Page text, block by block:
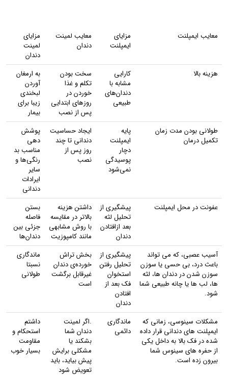
معایب ایمپلنت
مزایای
ایمپلنت
معایب لمینت
دندان
مزایای
لمینت
دندان
هزینه بالا
کارایی
مشابه با
دندان‌های
طبیعی
سخت بودن
تکلم و غذا
خوردن در
روزهای ابتدایی
پس از نصب
به ارمغان
آوردن
لبخندی
زیبا برای
بیمار
طولانی بودن مدت زمان
تکمیل درمان
پایه
ایمپلنت
دچار
پوسیدگی
نمی‌شود
ایجاد حساسیت
دندانی تا چند
روز پس از
نصب
پوشش
دهی
مناسب بد
رنگی‌ها و
سایر
ایرادات
دندانی
عفونت در محل ایمپلنت
پیشگیری از
تحلیل لثه
بعد ازافتادن
دندان
داشتن هزینه
بالاتر در مقایسه
با روش مشابهی
مانند کامپوزیت
بستن
فاصله
جزئی بین
دندان‌ها
آسیب عصبی، که می تواند
باعث درد، بی حسی یا سوزن
سوزن شدن در دندان ها، لثه
ها، لب ها یا چانه طبیعی شما
شود.
پیشگیری از
تحلیل رفتن
استخوان
فک بعد از
افتادن
دندان
بخش تراش
خورده‌ی دندان
غیرقابل برگشت
است
ماندگاری
نسبتا
طولانی
مشکلات سینوسی، زمانی که
ایمپلنت های دندانی قرار داده
شده در فک بالا به داخل یکی
از حفره های سینوس شما
بیرون زده است.
ماندگاری
دائمی
.اگر لمینت
دندان شما
بشکند یا
مشکلی برایش
پیش بیاید، باید
تعویض شود
داشتم
استحکام و
مقاومت
بسیار خوب